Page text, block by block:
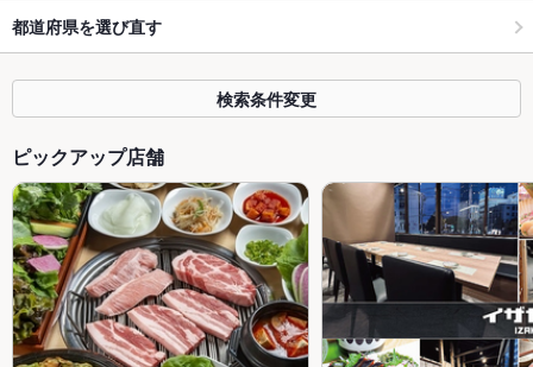
都道府県を選び直す
検索条件変更
ピックアップ店舗